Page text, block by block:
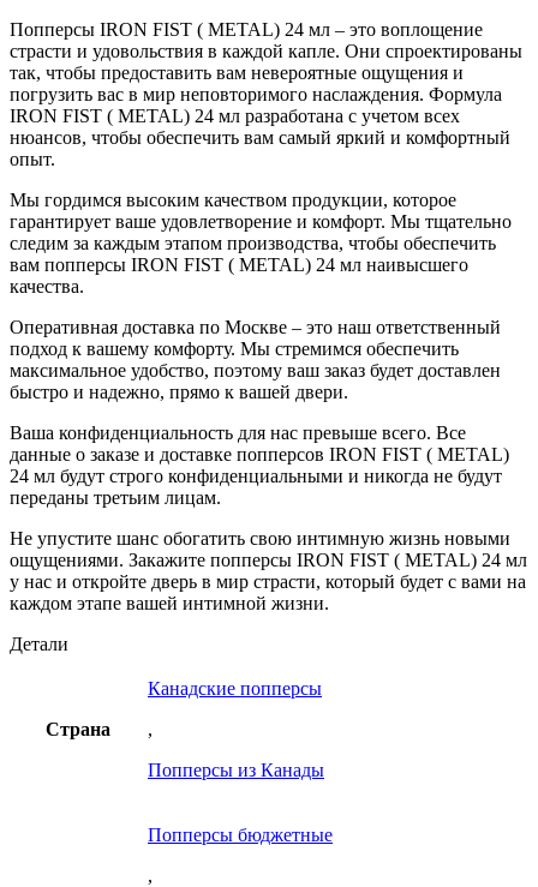
Попперсы IRON FIST ( METAL) 24 мл – это воплощение
страсти и удовольствия в каждой капле. Они спроектированы
так, чтобы предоставить вам невероятные ощущения и
погрузить вас в мир неповторимого наслаждения. Формула
IRON FIST ( METAL) 24 мл разработана с учетом всех
нюансов, чтобы обеспечить вам самый яркий и комфортный
опыт.
Мы гордимся высоким качеством продукции, которое
гарантирует ваше удовлетворение и комфорт. Мы тщательно
следим за каждым этапом производства, чтобы обеспечить
вам попперсы IRON FIST ( METAL) 24 мл наивысшего
качества.
Оперативная доставка по Москве – это наш ответственный
подход к вашему комфорту. Мы стремимся обеспечить
максимальное удобство, поэтому ваш заказ будет доставлен
быстро и надежно, прямо к вашей двери.
Ваша конфиденциальность для нас превыше всего. Все
данные о заказе и доставке попперсов IRON FIST ( METAL)
24 мл будут строго конфиденциальными и никогда не будут
переданы третьим лицам.
Не упустите шанс обогатить свою интимную жизнь новыми
ощущениями. Закажите попперсы IRON FIST ( METAL) 24 мл
у нас и откройте дверь в мир страсти, который будет с вами на
каждом этапе вашей интимной жизни.
Детали
Страна
Канадские попперсы
,
Попперсы из Канады
Попперсы бюджетные
,